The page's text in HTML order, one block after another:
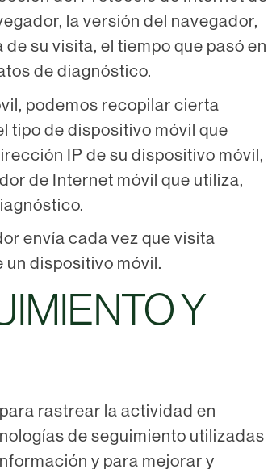
la versión del navegador,
su visita, el tiempo que pasó en
de diagnóstico.
podemos recopilar cierta
tipo de dispositivo móvil que
IP de su dispositivo móvil,
de Internet móvil que utiliza,
envía cada vez que visita
dispositivo móvil.
Y
rastrear la actividad en
de seguimiento utilizadas
y para mejorar y